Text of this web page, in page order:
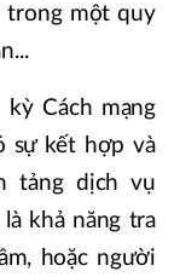
trong một quy
Cách mạng
sự kết hợp và
tảng dịch vụ
khả năng tra
hoặc người